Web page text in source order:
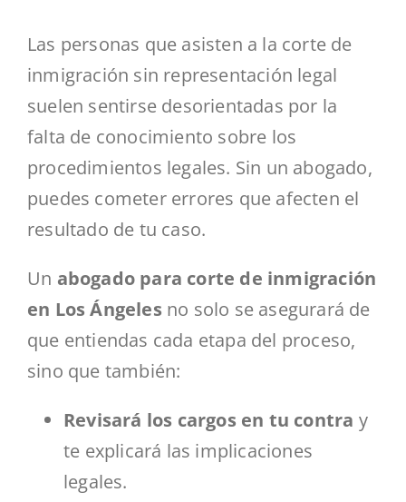
Las personas que asisten a la corte de
inmigración sin representación legal
suelen sentirse desorientadas por la
falta de conocimiento sobre los
procedimientos legales. Sin un abogado,
puedes cometer errores que afecten el
resultado de tu caso.
Un abogado para corte de inmigración
en Los Ángeles no solo se asegurará de
que entiendas cada etapa del proceso,
sino que también:
Revisará los cargos en tu contra y
te explicará las implicaciones
legales.